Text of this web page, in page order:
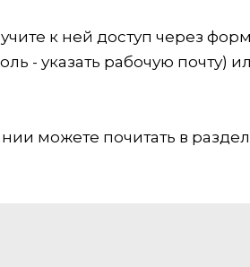
к ней доступ через
- указать рабочую почту)
можете почитать в